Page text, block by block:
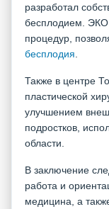
разработал
бесплодием. ЭКО
процедур,
бесплодия
Также в центре
пластической
улучшением
подростков,
области.
В заключение
работа и
медицина, а